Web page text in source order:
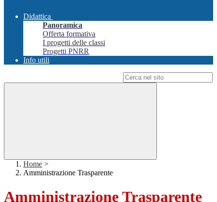
Didattica
Panoramica
Offerta formativa
I progetti delle classi
Progetti PNRR
Info utili
Home >
Amministrazione Trasparente
Amministrazione Trasparente